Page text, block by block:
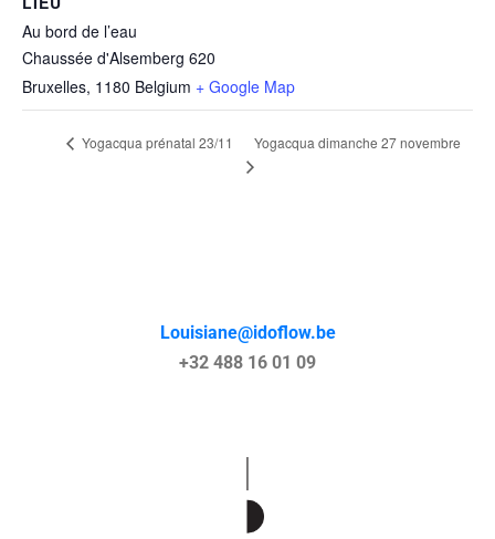
Au bord de l’eau
Chaussée d'Alsemberg 620
Bruxelles, 1180 Belgium + Google Map
Yogacqua prénatal 23/11 Yogacqua dimanche 27 novembre
Louisiane@idoflow.be
+32 488 16 01 09